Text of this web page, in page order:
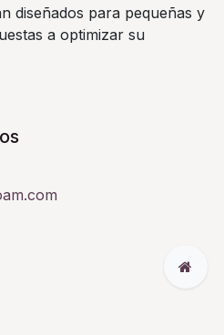
diseñados para pequeñas y
a optimizar su